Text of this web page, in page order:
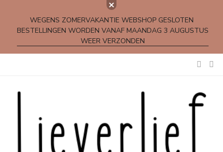
WEGENS ZOMERVAKANTIE WEBSHOP GESLOTEN
BESTELLINGEN WORDEN VANAF MAANDAG 3 AUGUSTUS
WEER VERZONDEN